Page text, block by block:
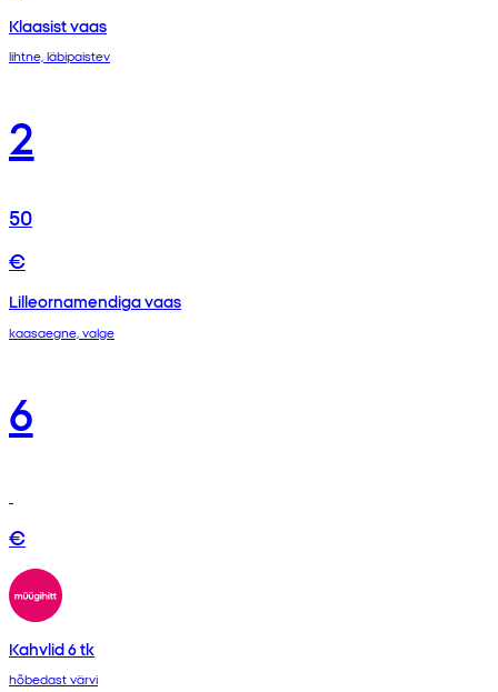
Klaasist vaas
lihtne, läbipaistev
2
50
€
Lilleornamendiga vaas
kaasaegne, valge
6
€
Kahvlid 6 tk
hõbedast värvi